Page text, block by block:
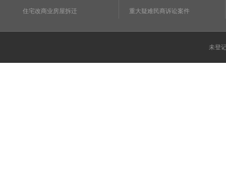
住宅改商业房屋拆迁 重大疑难民商诉讼案件
未登